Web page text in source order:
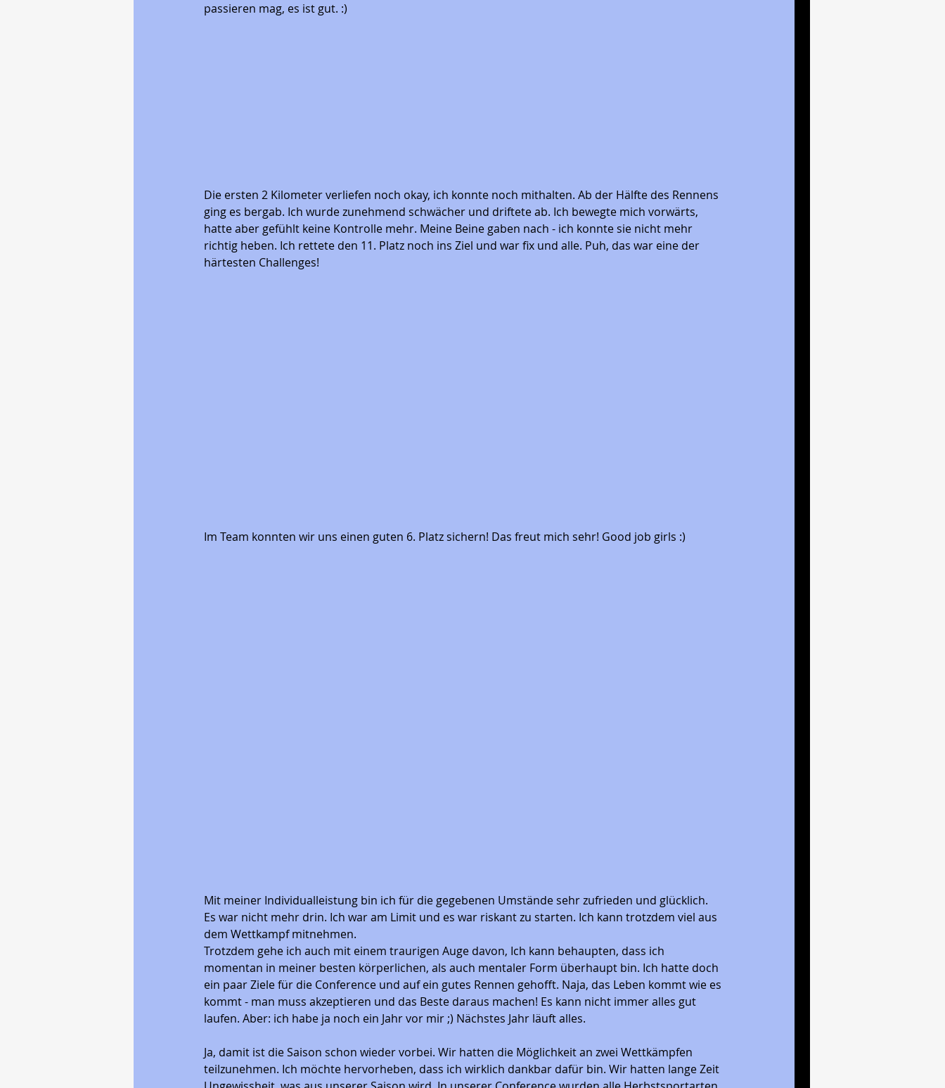
passieren mag, es ist gut. :)
Die ersten 2 Kilometer verliefen noch okay, ich konnte noch mithalten. Ab der Hälfte des Rennens
ging es bergab. Ich wurde zunehmend schwächer und driftete ab. Ich bewegte mich vorwärts,
hatte aber gefühlt keine Kontrolle mehr. Meine Beine gaben nach - ich konnte sie nicht mehr
richtig heben. Ich rettete den 11. Platz noch ins Ziel und war fix und alle. Puh, das war eine der
härtesten Challenges!
Im Team konnten wir uns einen guten 6. Platz sichern! Das freut mich sehr! Good job girls :)
Mit meiner Individualleistung bin ich für die gegebenen Umstände sehr zufrieden und glücklich.
Es war nicht mehr drin. Ich war am Limit und es war riskant zu starten. Ich kann trotzdem viel aus
dem Wettkampf mitnehmen.
Trotzdem gehe ich auch mit einem traurigen Auge davon, Ich kann behaupten, dass ich
momentan in meiner besten körperlichen, als auch mentaler Form überhaupt bin. Ich hatte doch
ein paar Ziele für die Conference und auf ein gutes Rennen gehofft. Naja, das Leben kommt wie es
kommt - man muss akzeptieren und das Beste daraus machen! Es kann nicht immer alles gut
laufen. Aber: ich habe ja noch ein Jahr vor mir ;) Nächstes Jahr läuft alles.
Ja, damit ist die Saison schon wieder vorbei. Wir hatten die Möglichkeit an zwei Wettkämpfen
teilzunehmen. Ich möchte hervorheben, dass ich wirklich dankbar dafür bin. Wir hatten lange Zeit